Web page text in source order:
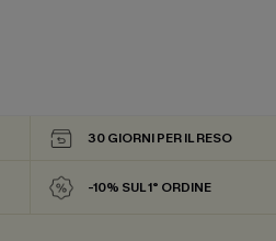
30 GIORNI PER IL RESO
-10% SUL 1° ORDINE